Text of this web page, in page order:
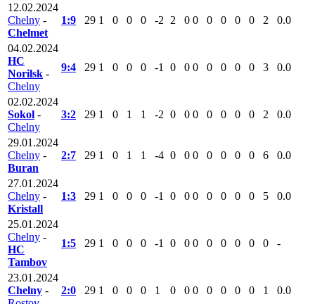
12.02.2024
Chelny -
Chelmet
1:9 29 1 0 0 0 -2 2 0 0 0 0 0 0 2 0.0
04.02.2024
HC
Norilsk -
Chelny
9:4 29 1 0 0 0 -1 0 0 0 0 0 0 0 3 0.0
02.02.2024
Sokol -
Chelny
3:2 29 1 0 1 1 -2 0 0 0 0 0 0 0 2 0.0
29.01.2024
Chelny -
Buran
2:7 29 1 0 1 1 -4 0 0 0 0 0 0 0 6 0.0
27.01.2024
Chelny -
Kristall
1:3 29 1 0 0 0 -1 0 0 0 0 0 0 0 5 0.0
25.01.2024
Chelny -
HC
Tambov
1:5 29 1 0 0 0 -1 0 0 0 0 0 0 0 0 -
23.01.2024
Chelny -
2:0 29 1 0 0 0 1 0 0 0 0 0 0 0 1 0.0